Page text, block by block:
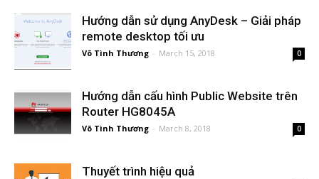
Hướng dẫn sử dụng AnyDesk – Giải pháp
remote desktop tối ưu
Võ Tình Thương - March 15, 2018 0
Hướng dẫn cấu hình Public Website trên
Router HG8045A
Võ Tình Thương - March 8, 2018 0
Thuyết trình hiệu quả